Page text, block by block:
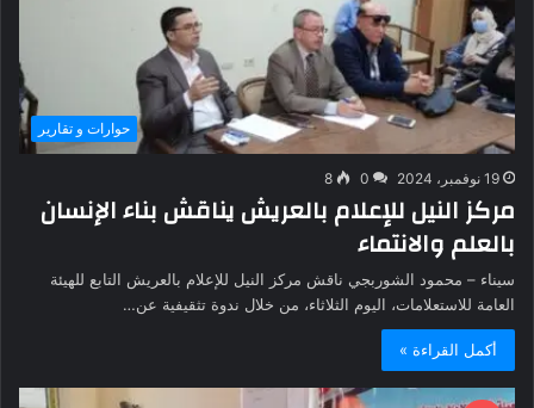
حوارات و تقارير
19 نوفمبر، 2024 0
8
مركز النيل للإعلام بالعريش يناقش بناء الإنسان
بالعلم والانتماء
سيناء – محمود الشوربجي ناقش مركز النيل للإعلام بالعريش التابع للهيئة
العامة للاستعلامات، اليوم الثلاثاء، من خلال ندوة تثقيفية عن…
أكمل القراءة »